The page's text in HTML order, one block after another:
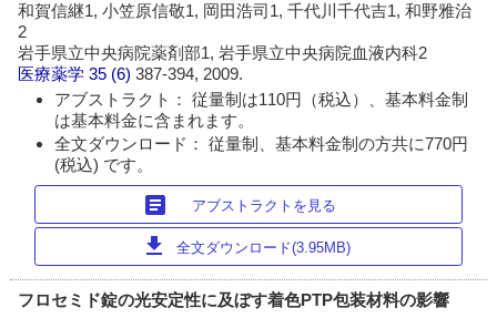
和賀信継1, 小笠原信敬1, 岡田浩司1, 千代川千代吉1, 和野雅治
2
岩手県立中央病院薬剤部1, 岩手県立中央病院血液内科2
医療薬学 35 (6)387-394, 2009.
アブストラクト： 従量制は110円（税込）、基本料金制
は基本料金に含まれます。
全文ダウンロード： 従量制、基本料金制の方共に770円
(税込) です。
article アブストラクトを見る
download 全文ダウンロード(3.95MB)
フロセミド錠の光安定性に及ぼす着色PTP包装材料の影響